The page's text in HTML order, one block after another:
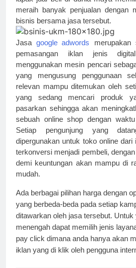
meraih banyak penjualan dengan
bisnis bersama jasa tersebut.
Jasa google adwords
merupakan
pemasangan iklan jenis
menggunakan mesin pencari
yang mengusung penggunaan
relevan mampu ditemukan oleh
yang sedang mencari produk
pasarkan sehingga akan
sebuah online shop dengan
Setiap pengunjung yang
dipergunakan untuk toko online
terkonversi menjadi pembeli,
demi keuntungan akan mampu di
mudah.
Ada berbagai pilihan harga dengan
yang berbeda-beda pada setiap
ditawarkan oleh jasa tersebut.
menengah dapat memilih jenis
pay click dimana anda hanya akan
iklan yang di klik oleh pengguna